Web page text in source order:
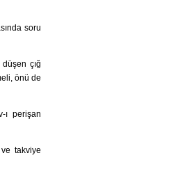
soru
çığ
önü de
ı perişan
takviye